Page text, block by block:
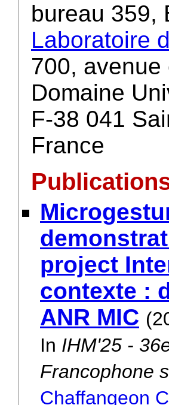
bureau 359,
Laboratoire
700, avenue
Domaine
F-38 041
France
project
contexte :
ANR MIC
In IHM'25 -
Francophone
Chaffangeon